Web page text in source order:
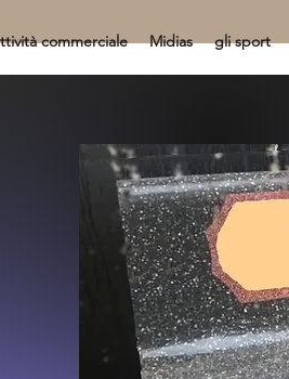
commerciale Midias gli sport